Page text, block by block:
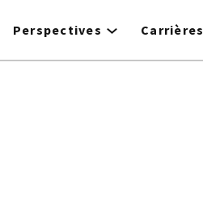
Perspectives Carrières